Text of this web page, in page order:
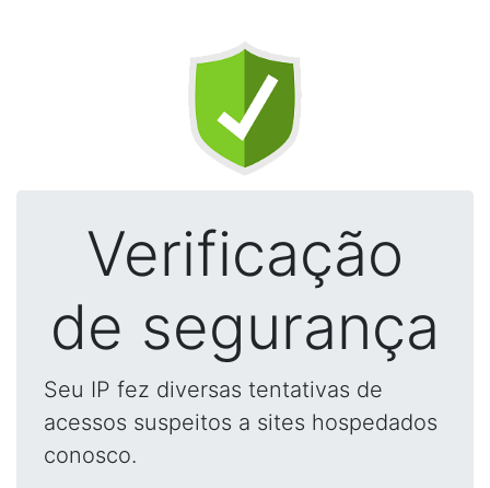
Verificação
de segurança
Seu IP fez diversas tentativas de
acessos suspeitos a sites hospedados
conosco.